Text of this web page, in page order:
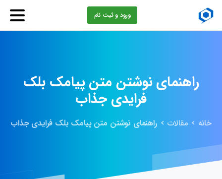
ورود و ثبت نام
راهنماینوشتن متنپیامک بلک
فرایدی جذاب
خانه مقالات راهنمای نوشتن متن پیامک بلک فرایدی جذاب